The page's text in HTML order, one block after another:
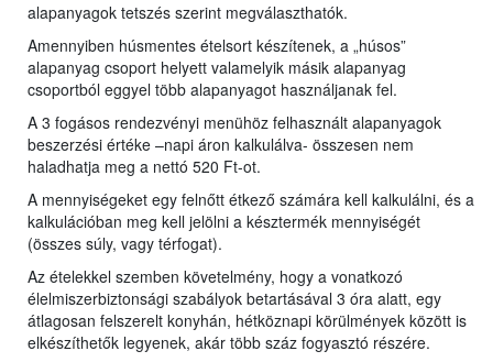
alapanyagok tetszés szerint megválaszthatók.
Amennyiben húsmentes ételsort készítenek, a „húsos”
alapanyag csoport helyett valamelyik másik alapanyag
csoportból eggyel több alapanyagot használjanak fel.
A 3 fogásos rendezvényi menühöz felhasznált alapanyagok
beszerzési értéke –napi áron kalkulálva- összesen nem
haladhatja meg a nettó 520 Ft-ot.
A mennyiségeket egy felnőtt étkező számára kell kalkulálni, és a
kalkulációban meg kell jelölni a késztermék mennyiségét
(összes súly, vagy térfogat).
Az ételekkel szemben követelmény, hogy a vonatkozó
élelmiszerbiztonsági szabályok betartásával 3 óra alatt, egy
átlagosan felszerelt konyhán, hétköznapi körülmények között is
elkészíthetők legyenek, akár több száz fogyasztó részére.